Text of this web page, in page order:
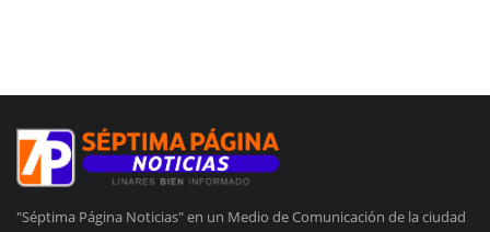
"Séptima Página Noticias" en un Medio de Comunicación de la ciudad